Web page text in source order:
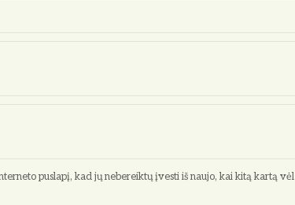
puslapį, kad jų nebereiktų įvesti iš naujo, kai kitą kartą vėl